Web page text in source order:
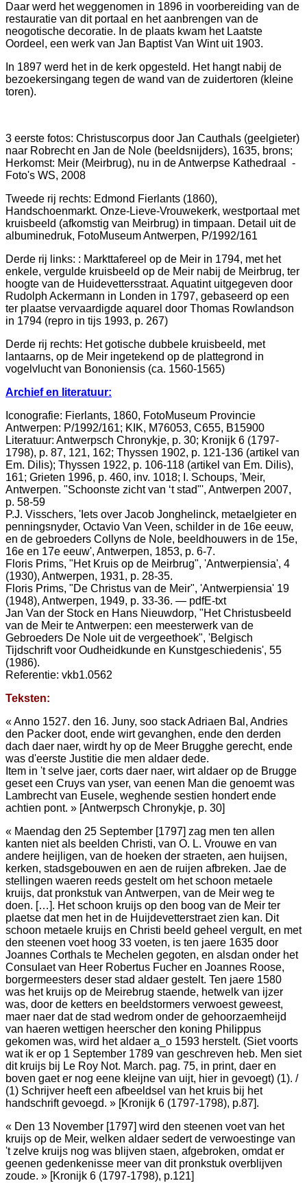
Daar werd het weggenomen in 1896 in voorbereiding van de
restauratie van dit portaal en het aanbrengen van de
neogotische decoratie. In de plaats kwam het Laatste
Oordeel, een werk van Jan Baptist Van Wint uit 1903.
In 1897 werd het in de kerk opgesteld. Het hangt nabij de
bezoekersingang tegen de wand van de zuidertoren (kleine
toren).
3 eerste fotos: Christuscorpus door Jan Cauthals (geelgieter)
naar Robrecht en Jan de Nole (beeldsnijders), 1635, brons;
Herkomst: Meir (Meirbrug), nu in de Antwerpse Kathedraal -
Foto's WS, 2008
Tweede rij rechts: Edmond Fierlants (1860),
Handschoenmarkt. Onze-Lieve-Vrouwekerk, westportaal met
kruisbeeld (afkomstig van Meirbrug) in timpaan. Detail uit de
albuminedruk, FotoMuseum Antwerpen, P/1992/161
Derde rij links: : Markttafereel op de Meir in 1794, met het
enkele, vergulde kruisbeeld op de Meir nabij de Meirbrug, ter
hoogte van de Huidevettersstraat. Aquatint uitgegeven door
Rudolph Ackermann in Londen in 1797, gebaseerd op een
ter plaatse vervaardigde aquarel door Thomas Rowlandson
in 1794 (repro in tijs 1993, p. 267)
Derde rij rechts: Het gotische dubbele kruisbeeld, met
lantaarns, op de Meir ingetekend op de plattegrond in
vogelvlucht van Bononiensis (ca. 1560-1565)
Archief en literatuur:
Iconografie: Fierlants, 1860, FotoMuseum Provincie
Antwerpen: P/1992/161; KIK, M76053, C655, B15900
Literatuur: Antwerpsch Chronykje, p. 30; Kronijk 6 (1797-
1798), p. 87, 121, 162; Thyssen 1902, p. 121-136 (artikel van
Em. Dilis); Thyssen 1922, p. 106-118 (artikel van Em. Dilis),
161; Grieten 1996, p. 460, inv. 1018; I. Schoups, 'Meir,
Antwerpen. "Schoonste zicht van ‘t stad"', Antwerpen 2007,
p. 58-59
P.J. Visschers, 'Iets over Jacob Jonghelinck, metaelgieter en
penningsnyder, Octavio Van Veen, schilder in de 16e eeuw,
en de gebroeders Collyns de Nole, beeldhouwers in de 15e,
16e en 17e eeuw', Antwerpen, 1853, p. 6-7.
Floris Prims, "Het Kruis op de Meirbrug", 'Antwerpiensia', 4
(1930), Antwerpen, 1931, p. 28-35.
Floris Prims, "De Christus van de Meir", 'Antwerpiensia' 19
(1948), Antwerpen, 1949, p. 33-36. — pdfE-txt
Jan Van der Stock en Hans Nieuwdorp, "Het Christusbeeld
van de Meir te Antwerpen: een meesterwerk van de
Gebroeders De Nole uit de vergeethoek", 'Belgisch
Tijdschrift voor Oudheidkunde en Kunstgeschiedenis', 55
(1986).
Referentie: vkb1.0562
Teksten:
« Anno 1527. den 16. Juny, soo stack Adriaen Bal, Andries
den Packer doot, ende wirt gevanghen, ende den derden
dach daer naer, wirdt hy op de Meer Brugghe gerecht, ende
was d'eerste Justitie die men aldaer dede.
Item in 't selve jaer, corts daer naer, wirt aldaer op de Brugge
geset een Cruys van yser, van eenen Man die genoemt was
Lambrecht van Eusele, weghende sestien hondert ende
achtien pont. » [Antwerpsch Chronykje, p. 30]
« Maendag den 25 September [1797] zag men ten allen
kanten niet als beelden Christi, van O. L. Vrouwe en van
andere heijligen, van de hoeken der straeten, aen huijsen,
kerken, stadsgebouwen en aen de ruijen afbreken. Jae de
stellingen waeren reeds gestelt om het schoon metaele
kruijs, dat pronkstuk van Antwerpen, van de Meir weg te
doen. […]. Het schoon kruijs op den boog van de Meir ter
plaetse dat men het in de Huijdevetterstraet zien kan. Dit
schoon metaele kruijs en Christi beeld geheel vergult, en met
den steenen voet hoog 33 voeten, is ten jaere 1635 door
Joannes Corthals te Mechelen gegoten, en alsdan onder het
Consulaet van Heer Robertus Fucher en Joannes Roose,
borgermeesters deser stad aldaer gestelt. Ten jaere 1580
was het kruijs op de Meirebrug staende, hetwelk van ijzer
was, door de ketters en beeldstormers verwoest geweest,
maer naer dat de stad wedrom onder de gehoorzaemheijd
van haeren wettigen heerscher den koning Philippus
gekomen was, wird het aldaer a_o 1593 herstelt. (Siet voorts
wat ik er op 1 September 1789 van geschreven heb. Men siet
dit kruijs bij Le Roy Not. March. pag. 75, in print, daer en
boven gaet er nog eene kleijne van uijt, hier in gevoegt) (1). /
(1) Schrijver heeft een afbeeldsel van het kruis bij het
handschrift gevoegd. » [Kronijk 6 (1797-1798), p.87].
« Den 13 November [1797] wird den steenen voet van het
kruijs op de Meir, welken aldaer sedert de verwoestinge van
't zelve kruijs nog was blijven staen, afgebroken, omdat er
geenen gedenkenisse meer van dit pronkstuk overblijven
zoude. » [Kronijk 6 (1797-1798), p.121]